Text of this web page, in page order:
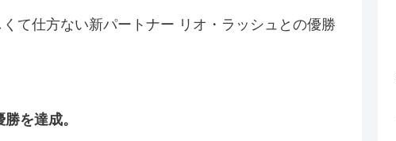
て仕方ない新パートナー リオ・ラッシュとの優勝
を達成。